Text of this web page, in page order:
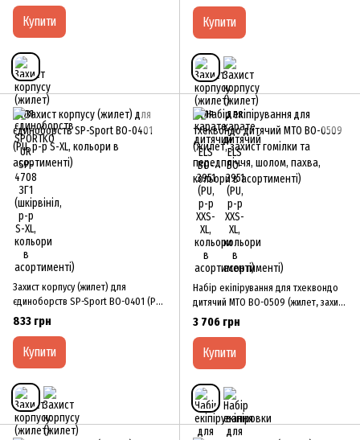
Купити Купити
Захист корпусу (жилет) для
єдиноборств SP-Sport BO-0401 (PU,
р-р S-XL, кольори в асортименті)
833 грн
Купити
Набір екіпірування для тхеквондо
дитячий MTO BO-0509 (жилет, захист
гомілки та передпліччя, шолом,
пахва, кольори в асортименті)
3 706 грн
Купити